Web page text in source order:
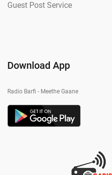
Guest Post Service
Download App
Radio Barfi - Meethe Gaane